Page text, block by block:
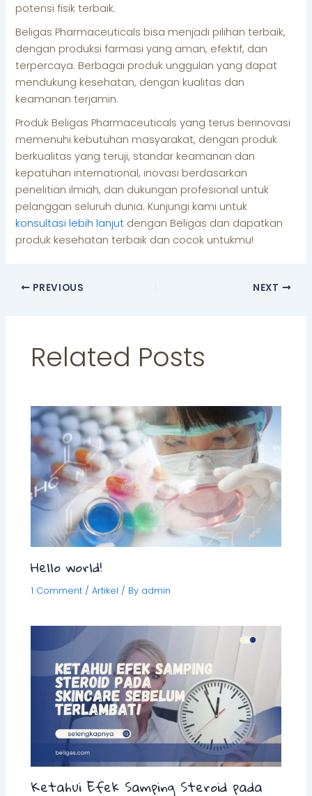
potensi fisik terbaik.
Beligas Pharmaceuticals bisa menjadi pilihan terbaik,
dengan produksi farmasi yang aman, efektif, dan
terpercaya. Berbagai produk unggulan yang dapat
mendukung kesehatan, dengan kualitas dan
keamanan terjamin.
Produk Beligas Pharmaceuticals yang terus berinovasi
memenuhi kebutuhan masyarakat, dengan produk
berkualitas yang teruji, standar keamanan dan
kepatuhan international, inovasi berdasarkan
penelitian ilmiah, dan dukungan profesional untuk
pelanggan seluruh dunia. Kunjungi kami untuk
konsultasi lebih lanjut dengan Beligas dan dapatkan
produk kesehatan terbaik dan cocok untukmu!
PREVIOUS NEXT
Related Posts
Hello world!
1 Comment /Artikel / By admin
Ketahui Efek Samping Steroid pada